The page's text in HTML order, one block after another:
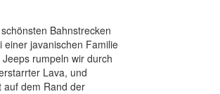
Bahnstrecken
einer javanischen Familie
rumpeln wir durch
Lava, und
auf dem Rand der